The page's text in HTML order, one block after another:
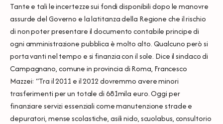
Tante e tali le incertezze sui fondi disponibili dopo le manovre
assurde del Governo e la latitanza della Regione che il rischio
di non poter presentare il documento contabile principe di
ogni amministrazione pubblica è molto alto. Qualcuno però si
porta vanti nel tempo e si finanzia con il sole. Dice il sindaco di
Campagnano, comune in provincia di Roma, Francesco
Mazzei: “Tra il 2011 e il 2012 dovremmo avere minori
trasferimenti per un totale di 681mila euro. Oggi per
finanziare servizi essenziali come manutenzione strade e
depuratori, mense scolastiche, asili nido, scuolabus, consultorio